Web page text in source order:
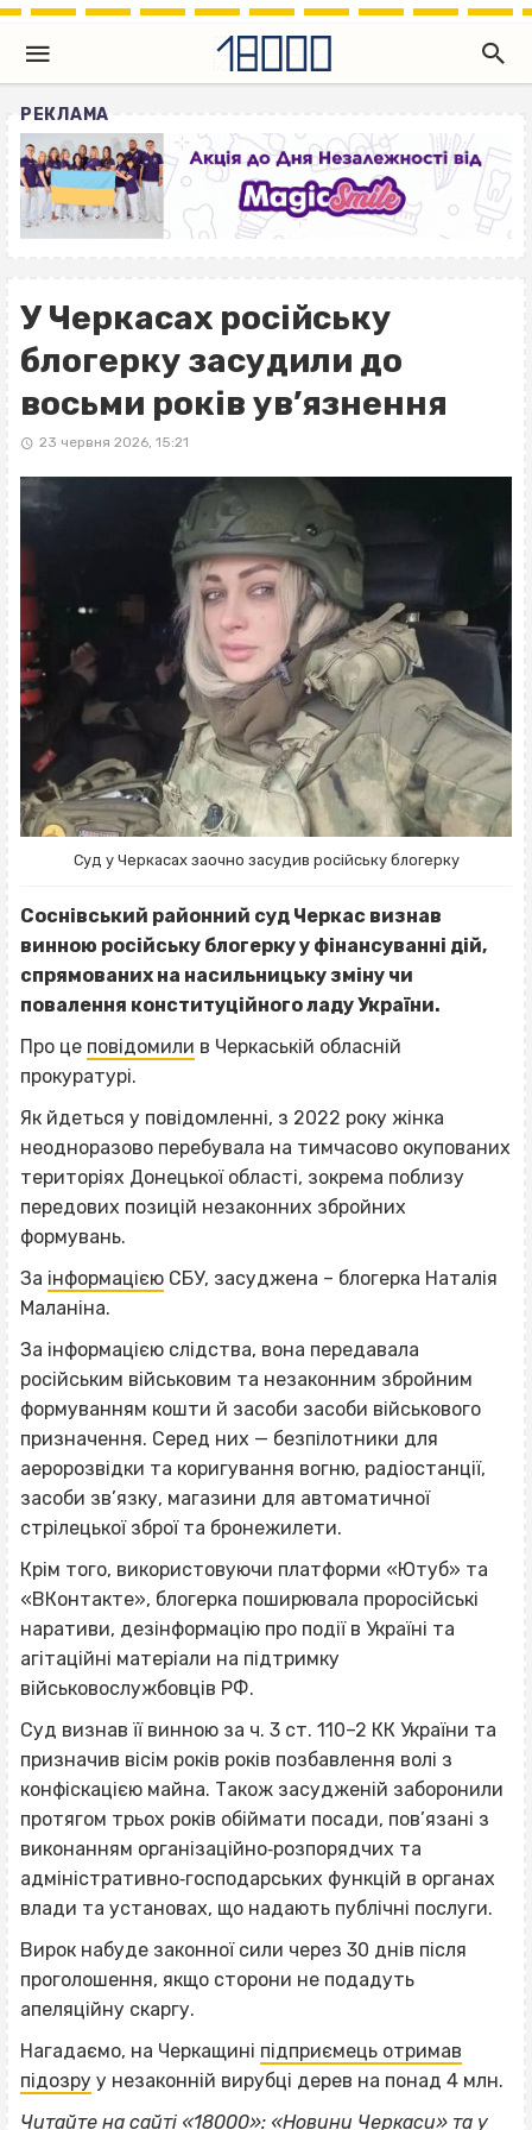
РЕКЛАМА
У Черкасах російську
блогерку засудили до
восьми років ув’язнення
23 червня 2026, 15:21
Суд у Черкасах заочно засудив російську блогерку
Соснівський районний суд Черкас визнав
винною російську блогерку у фінансуванні дій,
спрямованих на насильницьку зміну чи
повалення конституційного ладу України.
Про це повідомили в Черкаській обласній
прокуратурі.
Як йдеться у повідомленні, з 2022 року жінка
неодноразово перебувала на тимчасово окупованих
територіях Донецької області, зокрема поблизу
передових позицій незаконних збройних
формувань.
За інформацією СБУ, засуджена – блогерка Наталія
Маланіна.
За інформацією слідства, вона передавала
російським військовим та незаконним збройним
формуванням кошти й засоби засоби військового
призначення. Серед них — безпілотники для
аеророзвідки та коригування вогню, радіостанції,
засоби зв’язку, магазини для автоматичної
стрілецької зброї та бронежилети.
Крім того, використовуючи платформи «Ютуб» та
«ВКонтакте», блогерка поширювала проросійські
наративи, дезінформацію про події в Україні та
агітаційні матеріали на підтримку
військовослужбовців РФ.
Суд визнав її винною за ч. 3 ст. 110–2 КК України та
призначив вісім років років позбавлення волі з
конфіскацією майна. Також засудженій заборонили
протягом трьох років обіймати посади, пов’язані з
виконанням організаційно‐розпорядчих та
адміністративно‐господарських функцій в органах
влади та установах, що надають публічні послуги.
Вирок набуде законної сили через 30 днів після
проголошення, якщо сторони не подадуть
апеляційну скаргу.
Нагадаємо, на Черкащині підприємець отримав
підозру у незаконній вирубці дерев на понад 4 млн.
Читайте на сайті «18000»: «Новини Черкаси» та у